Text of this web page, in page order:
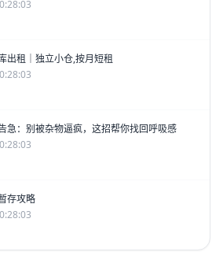
出租｜独立小仓,按月短租
急：别被杂物逼疯，这招帮你找回呼吸感
存攻略